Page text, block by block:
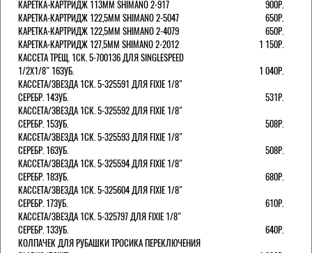
КАРЕТКА-КАРТРИДЖ 113ММ SHIMANO 2-917
900Р.
КАРЕТКА-КАРТРИДЖ 122,5ММ SHIMANO 2-5047
650Р.
КАРЕТКА-КАРТРИДЖ 122,5ММ SHIMANO 2-4079
650Р.
КАРЕТКА-КАРТРИДЖ 127,5ММ SHIMANO 2-2012
1 150Р.
КАССЕТА ТРЕЩ. 1СК. 5-700136 ДЛЯ SINGLESPEED
1/2X1/8" 16ЗУБ.
1 040Р.
КАССЕТА/ЗВЕЗДА 1СК. 5-325591 ДЛЯ FIXIE 1/8"
СЕРЕБР. 14ЗУБ.
531Р.
КАССЕТА/ЗВЕЗДА 1СК. 5-325592 ДЛЯ FIXIE 1/8"
СЕРЕБР. 15ЗУБ.
508Р.
КАССЕТА/ЗВЕЗДА 1СК. 5-325593 ДЛЯ FIXIE 1/8"
СЕРЕБР. 16ЗУБ.
508Р.
КАССЕТА/ЗВЕЗДА 1СК. 5-325594 ДЛЯ FIXIE 1/8"
СЕРЕБР. 18ЗУБ.
680Р.
КАССЕТА/ЗВЕЗДА 1СК. 5-325604 ДЛЯ FIXIE 1/8"
СЕРЕБР. 17ЗУБ.
610Р.
КАССЕТА/ЗВЕЗДА 1СК. 5-325797 ДЛЯ FIXIE 1/8"
СЕРЕБР. 13ЗУБ.
640Р.
КОЛПАЧЕК ДЛЯ РУБАШКИ ТРОСИКА ПЕРЕКЛЮЧЕНИЯ